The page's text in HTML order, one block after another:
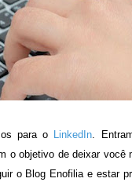
para o LinkedIn.
o objetivo de deixar você
o Blog Enofilia e estar